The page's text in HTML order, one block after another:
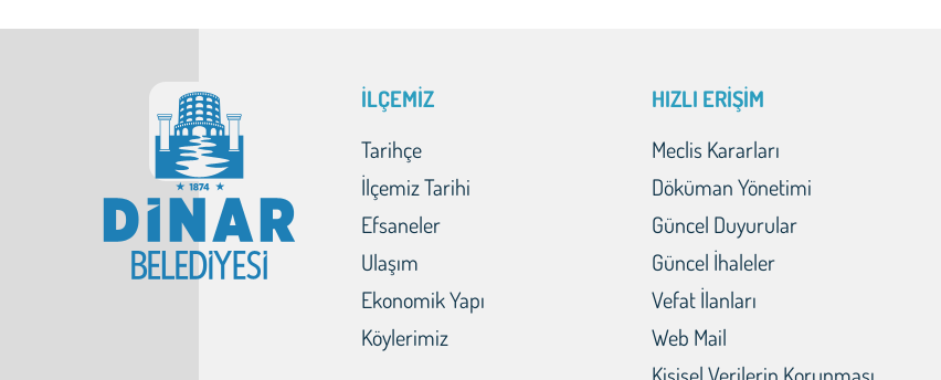
İLÇEMİZ
Tarihçe
İlçemiz Tarihi
Efsaneler
Ulaşım
Ekonomik Yapı
Köylerimiz
HIZLI ERİŞİM
Meclis Kararları
Döküman Yönetimi
Güncel Duyurular
Güncel İhaleler
Vefat İlanları
Web Mail